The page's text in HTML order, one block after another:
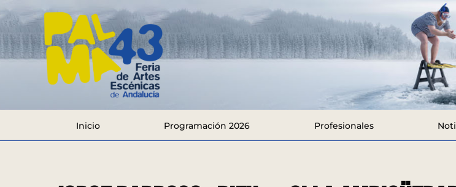
Inicio Programación 2026 Profesionales